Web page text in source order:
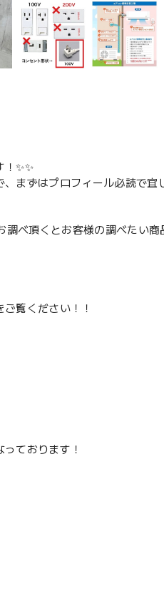
✨✨
まずはプロフィール必読で宜
べ頂くとお客様の調べたい商
覧ください！！
ております！